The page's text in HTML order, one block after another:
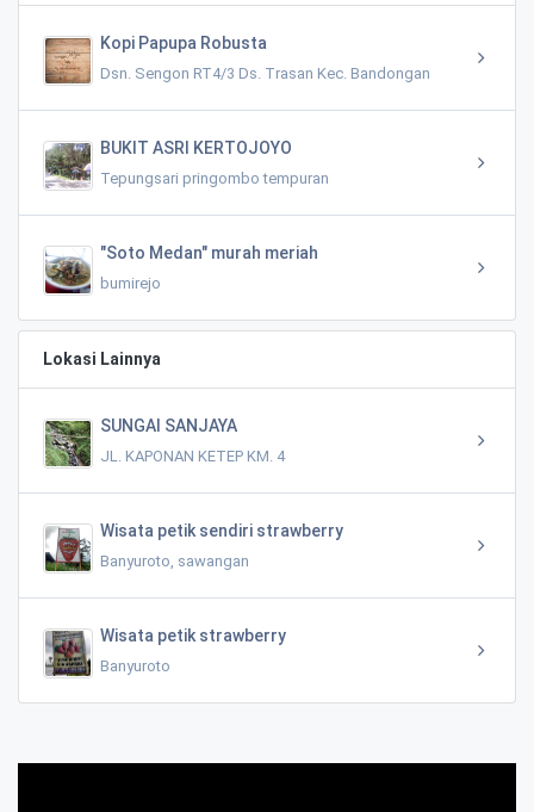
Kopi Papupa Robusta
Dsn. Sengon RT4/3 Ds. Trasan Kec. Bandongan
BUKIT ASRI KERTOJOYO
Tepungsari pringombo tempuran
"Soto Medan" murah meriah
bumirejo
Lokasi Lainnya
SUNGAI SANJAYA
JL. KAPONAN KETEP KM. 4
Wisata petik sendiri strawberry
Banyuroto, sawangan
Wisata petik strawberry
Banyuroto